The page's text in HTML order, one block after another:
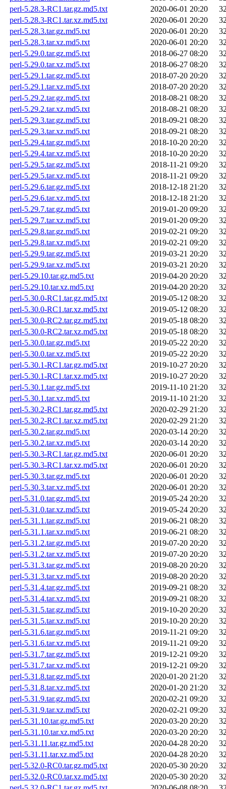
perl-5.28.3-RC1.tar.gz.md5.txt
2020-06-01 20:20
perl-5.28.3-RC1.tar.xz.md5.txt
2020-06-01 20:20
perl-5.28.3.tar.gz.md5.txt
2020-06-01 20:20
perl-5.28.3.tar.xz.md5.txt
2020-06-01 20:20
perl-5.29.0.tar.gz.md5.txt
2018-06-27 08:20
perl-5.29.0.tar.xz.md5.txt
2018-06-27 08:20
perl-5.29.1.tar.gz.md5.txt
2018-07-20 20:20
perl-5.29.1.tar.xz.md5.txt
2018-07-20 20:20
perl-5.29.2.tar.gz.md5.txt
2018-08-21 08:20
perl-5.29.2.tar.xz.md5.txt
2018-08-21 08:20
perl-5.29.3.tar.gz.md5.txt
2018-09-21 08:20
perl-5.29.3.tar.xz.md5.txt
2018-09-21 08:20
perl-5.29.4.tar.gz.md5.txt
2018-10-20 20:20
perl-5.29.4.tar.xz.md5.txt
2018-10-20 20:20
perl-5.29.5.tar.gz.md5.txt
2018-11-21 09:20
perl-5.29.5.tar.xz.md5.txt
2018-11-21 09:20
perl-5.29.6.tar.gz.md5.txt
2018-12-18 21:20
perl-5.29.6.tar.xz.md5.txt
2018-12-18 21:20
perl-5.29.7.tar.gz.md5.txt
2019-01-20 09:20
perl-5.29.7.tar.xz.md5.txt
2019-01-20 09:20
perl-5.29.8.tar.gz.md5.txt
2019-02-21 09:20
perl-5.29.8.tar.xz.md5.txt
2019-02-21 09:20
perl-5.29.9.tar.gz.md5.txt
2019-03-21 20:20
perl-5.29.9.tar.xz.md5.txt
2019-03-21 20:20
perl-5.29.10.tar.gz.md5.txt
2019-04-20 20:20
perl-5.29.10.tar.xz.md5.txt
2019-04-20 20:20
perl-5.30.0-RC1.tar.gz.md5.txt
2019-05-12 08:20
perl-5.30.0-RC1.tar.xz.md5.txt
2019-05-12 08:20
perl-5.30.0-RC2.tar.gz.md5.txt
2019-05-18 08:20
perl-5.30.0-RC2.tar.xz.md5.txt
2019-05-18 08:20
perl-5.30.0.tar.gz.md5.txt
2019-05-22 20:20
perl-5.30.0.tar.xz.md5.txt
2019-05-22 20:20
perl-5.30.1-RC1.tar.gz.md5.txt
2019-10-27 20:20
perl-5.30.1-RC1.tar.xz.md5.txt
2019-10-27 20:20
perl-5.30.1.tar.gz.md5.txt
2019-11-10 21:20
perl-5.30.1.tar.xz.md5.txt
2019-11-10 21:20
perl-5.30.2-RC1.tar.gz.md5.txt
2020-02-29 21:20
perl-5.30.2-RC1.tar.xz.md5.txt
2020-02-29 21:20
perl-5.30.2.tar.gz.md5.txt
2020-03-14 20:20
perl-5.30.2.tar.xz.md5.txt
2020-03-14 20:20
perl-5.30.3-RC1.tar.gz.md5.txt
2020-06-01 20:20
perl-5.30.3-RC1.tar.xz.md5.txt
2020-06-01 20:20
perl-5.30.3.tar.gz.md5.txt
2020-06-01 20:20
perl-5.30.3.tar.xz.md5.txt
2020-06-01 20:20
perl-5.31.0.tar.gz.md5.txt
2019-05-24 20:20
perl-5.31.0.tar.xz.md5.txt
2019-05-24 20:20
perl-5.31.1.tar.gz.md5.txt
2019-06-21 08:20
perl-5.31.1.tar.xz.md5.txt
2019-06-21 08:20
perl-5.31.2.tar.gz.md5.txt
2019-07-20 20:20
perl-5.31.2.tar.xz.md5.txt
2019-07-20 20:20
perl-5.31.3.tar.gz.md5.txt
2019-08-20 20:20
perl-5.31.3.tar.xz.md5.txt
2019-08-20 20:20
perl-5.31.4.tar.gz.md5.txt
2019-09-21 08:20
perl-5.31.4.tar.xz.md5.txt
2019-09-21 08:20
perl-5.31.5.tar.gz.md5.txt
2019-10-20 20:20
perl-5.31.5.tar.xz.md5.txt
2019-10-20 20:20
perl-5.31.6.tar.gz.md5.txt
2019-11-21 09:20
perl-5.31.6.tar.xz.md5.txt
2019-11-21 09:20
perl-5.31.7.tar.gz.md5.txt
2019-12-21 09:20
perl-5.31.7.tar.xz.md5.txt
2019-12-21 09:20
perl-5.31.8.tar.gz.md5.txt
2020-01-20 21:20
perl-5.31.8.tar.xz.md5.txt
2020-01-20 21:20
perl-5.31.9.tar.gz.md5.txt
2020-02-21 09:20
perl-5.31.9.tar.xz.md5.txt
2020-02-21 09:20
perl-5.31.10.tar.gz.md5.txt
2020-03-20 20:20
perl-5.31.10.tar.xz.md5.txt
2020-03-20 20:20
perl-5.31.11.tar.gz.md5.txt
2020-04-28 20:20
perl-5.31.11.tar.xz.md5.txt
2020-04-28 20:20
perl-5.32.0-RC0.tar.gz.md5.txt
2020-05-30 20:20
perl-5.32.0-RC0.tar.xz.md5.txt
2020-05-30 20:20